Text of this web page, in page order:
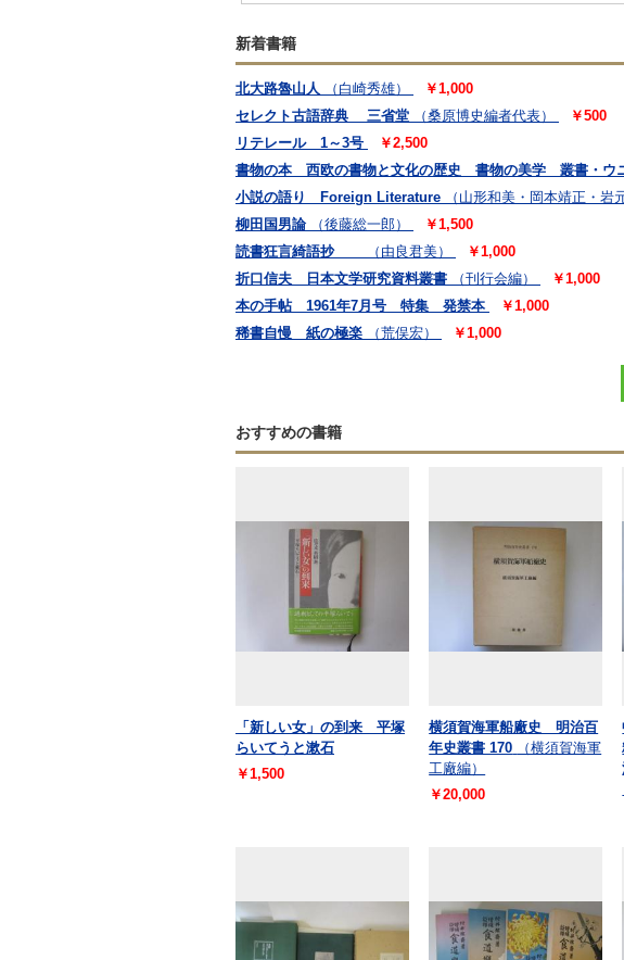
新着書籍
北大路魯山人 （白崎秀雄）
￥1,000
セレクト古語辞典 三省堂
（桑原博史編者代表）
￥500
リテレール 1～3号
￥2,500
書物の本 西欧の書物と文化の歴史 書物の美学 叢書・ウ
小説の語り Foreign Literature
（山形和美・岡本靖正・岩
柳田国男論
（後藤総一郎）
￥1,500
読書狂言綺語抄
（由良君美）
￥1,000
折口信夫 日本文学研究資料叢書
（刊行会編）
￥1,000
本の手帖 1961年7月号 特集 発禁本
￥1,000
稀書自慢 紙の極楽
（荒俣宏） ￥1,000
おすすめの書籍
「新しい女」の到来 平塚
らいてうと漱石
￥1,500
横須賀海軍船廠史 明治百
年史叢書 170
（横須賀海軍
工廠編）
￥20,000